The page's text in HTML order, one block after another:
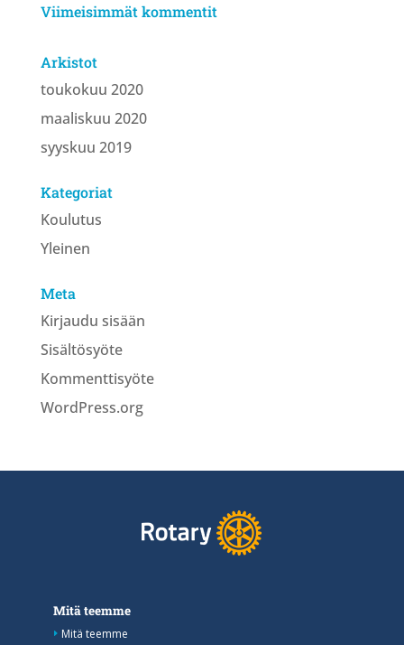
Viimeisimmät kommentit
Arkistot
toukokuu 2020
maaliskuu 2020
syyskuu 2019
Kategoriat
Koulutus
Yleinen
Meta
Kirjaudu sisään
Sisältösyöte
Kommenttisyöte
WordPress.org
Mitä teemme
Mitä teemme